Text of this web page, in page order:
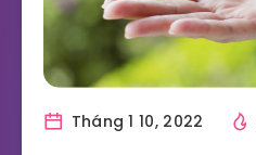
Tháng 1 10, 2022